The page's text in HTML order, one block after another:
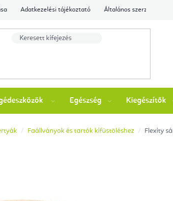
Adatkezelési tájékoztató Általános szerződési
Egészség Kiegészítők
Faállványok és tartók kifüstöléshez Flexity